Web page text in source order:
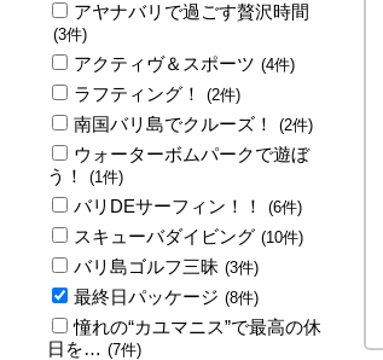
アヤナバリで過ごす贅沢時間
(3件)
アクティヴ＆スポーツ (4件)
ラフティング！ (2件)
南国バリ島でクルーズ！ (2件)
ウォーターボムパークで遊ぼ
う！
(1件)
バリDEサーフィン！！ (6件)
スキューバダイビング (10件)
バリ島ゴルフ三昧 (3件)
最終日パッケージ (8件)
憧れの“カユマニス”で最高の休
日を… (7件)